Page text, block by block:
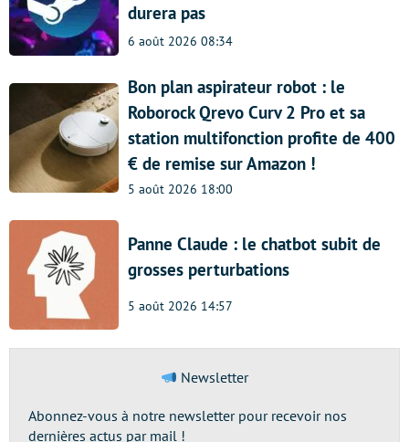
durera pas
6 août 2026 08:34
Bon plan aspirateur robot : le
Roborock Qrevo Curv 2 Pro et sa
station multifonction profite de 400
€ de remise sur Amazon !
5 août 2026 18:00
Panne Claude : le chatbot subit de
grosses perturbations
5 août 2026 14:57
Newsletter
Abonnez-vous à notre newsletter pour recevoir nos
dernières actus par mail !